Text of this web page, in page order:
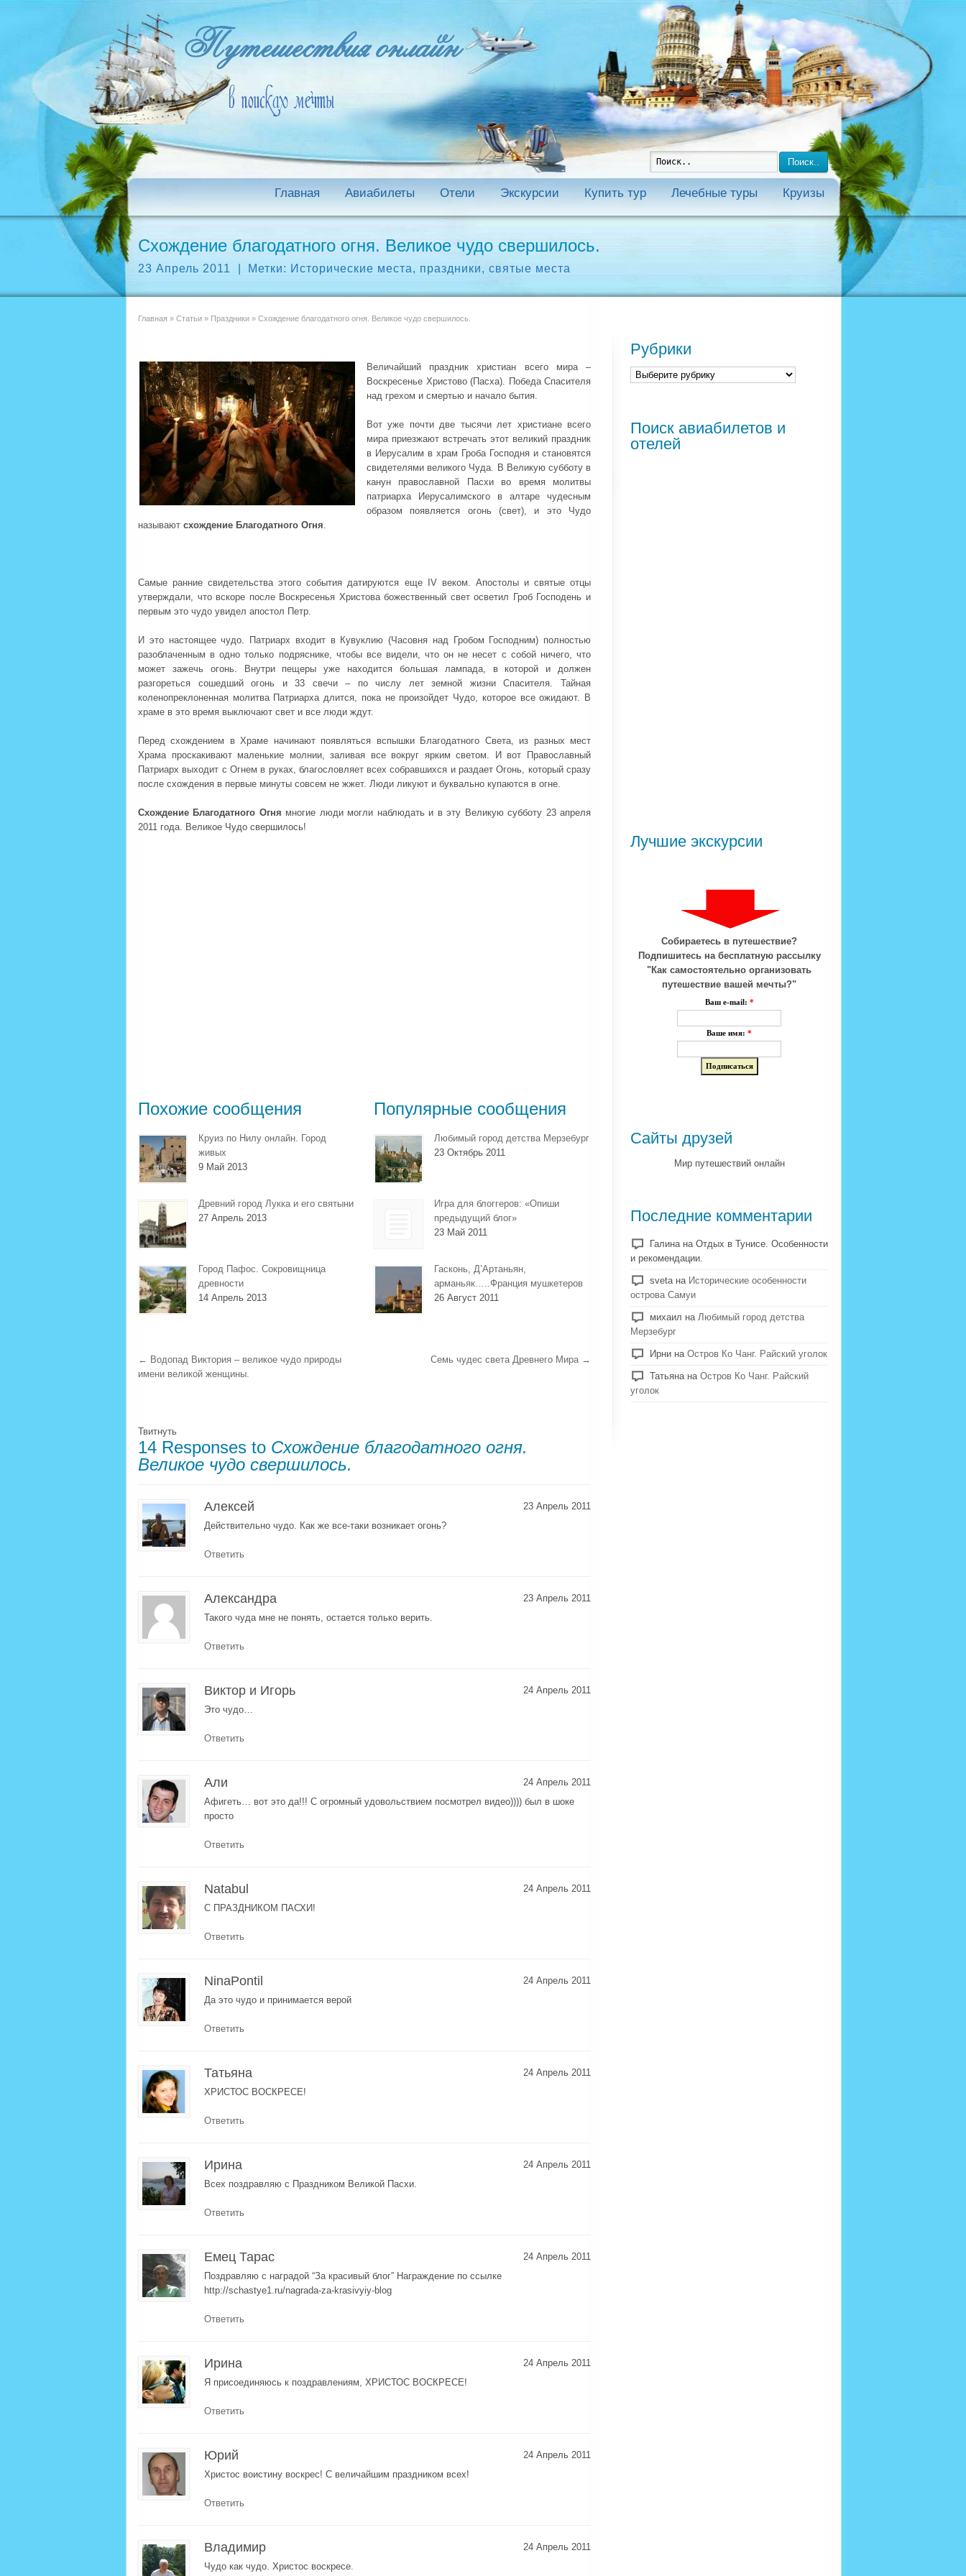
Поиск..
Главная Авиабилеты Отели Экскурсии Купить тур Лечебные туры Круизы
Схождение благодатного огня. Великое чудо свершилось.
23 Апрель 2011 Метки: Исторические места, праздники,святые места
Главная » Статьи » Праздники » Схождение благодатного огня. Великое чудо свершилось.
Величайший праздник христиан всего мира –
Воскресенье Христово (Пасха). Победа Спасителя
над грехом и смертью и начало бытия.
Вот уже почти две тысячи лет христиане всего
мира приезжают встречать этот великий праздник
в Иерусалим в храм Гроба Господня и становятся
свидетелями великого Чуда. В Великую субботу в
канун православной Пасхи во время молитвы
патриарха Иерусалимского в алтаре чудесным
образом появляется огонь (свет), и это Чудо
называют схождение Благодатного Огня.
Самые ранние свидетельства этого события датируются еще IV веком. Апостолы и святые отцы
утверждали, что вскоре после Воскресенья Христова божественный свет осветил Гроб Господень и
первым это чудо увидел апостол Петр.
И это настоящее чудо. Патриарх входит в Кувуклию (Часовня над Гробом Господним) полностью
разоблаченным в одно только подряснике, чтобы все видели, что он не несет с собой ничего, что
может зажечь огонь. Внутри пещеры уже находится большая лампада, в которой и должен
разгореться сошедший огонь и 33 свечи – по числу лет земной жизни Спасителя. Тайная
коленопреклоненная молитва Патриарха длится, пока не произойдет Чудо, которое все ожидают. В
храме в это время выключают свет и все люди ждут.
Перед схождением в Храме начинают появляться вспышки Благодатного Света, из разных мест
Храма проскакивают маленькие молнии, заливая все вокруг ярким светом. И вот Православный
Патриарх выходит с Огнем в руках, благословляет всех собравшихся и раздает Огонь, который сразу
после схождения в первые минуты совсем не жжет. Люди ликуют и буквально купаются в огне.
Схождение Благодатного Огня многие люди могли наблюдать и в эту Великую субботу 23 апреля
2011 года. Великое Чудо свершилось!
Похожие сообщения
Круиз по Нилу онлайн. Город
живых
9 Май 2013
Древний город Лукка и его святыни
27 Апрель 2013
Город Пафос. Сокровищница
древности
14 Апрель 2013
Популярные сообщения
Любимый город детства Мерзебург
23 Октябрь 2011
Игра для блоггеров: «Опиши
предыдущий блог»
23 Май 2011
Гасконь, Д’Артаньян,
арманьяк…..Франция мушкетеров
26 Август 2011
← Водопад Виктория – великое чудо природы
имени великой женщины.
Семь чудес света Древнего Мира →
Твитнуть
14 Responses to Схождение благодатного огня.
Великое чудо свершилось.
Алексей
23 Апрель 2011
Действительно чудо. Как же все-таки возникает огонь?
Ответить
Александра
23 Апрель 2011
Такого чуда мне не понять, остается только верить.
Ответить
Виктор и Игорь
24 Апрель 2011
Это чудо…
Ответить
Али
24 Апрель 2011
Афигеть… вот это да!!! С огромный удовольствием посмотрел видео)))) был в шоке
просто
Ответить
Natabul
24 Апрель 2011
С ПРАЗДНИКОМ ПАСХИ!
Ответить
NinaPontil
24 Апрель 2011
Да это чудо и принимается верой
Ответить
Татьяна
24 Апрель 2011
ХРИСТОС ВОСКРЕСЕ!
Ответить
Ирина
24 Апрель 2011
Всех поздравляю с Праздником Великой Пасхи.
Ответить
Емец Тарас
24 Апрель 2011
Поздравляю с наградой “За красивый блог” Награждение по ссылке
http://schastye1.ru/nagrada-za-krasivyiy-blog
Ответить
Ирина
24 Апрель 2011
Я присоединяюсь к поздравлениям, ХРИСТОС ВОСКРЕСЕ!
Ответить
Юрий
24 Апрель 2011
Христос воистину воскрес! С величайшим праздником всех!
Ответить
Владимир
24 Апрель 2011
Чудо как чудо. Христос воскресе.
Рубрики
Поиск авиабилетов и
отелей
Лучшие экскурсии
Собираетесь в путешествие?
Подпишитесь на бесплатную рассылку
"Как самостоятельно организовать
путешествие вашей мечты?"
Ваш e-mail: *
Ваше имя: *
Сайты друзей
Мир путешествий онлайн
Последние комментарии
Галина на Отдых в Тунисе. Особенности
и рекомендации.
sveta на Исторические особенности
острова Самуи
михаил на Любимый город детства
Мерзебург
Ирни на Остров Ко Чанг. Райский уголок
Татьяна на Остров Ко Чанг. Райский
уголок